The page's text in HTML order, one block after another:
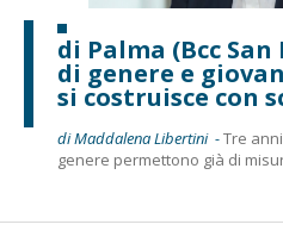
di Palma (Bcc
di genere e
si costruisce con
di Maddalena Libertini -Tre
genere permettono già di